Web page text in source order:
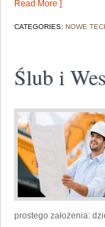
Read More ]
CATEGORIES: NOWE
Ślub i
prostego założenia: